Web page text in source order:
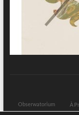
Obserwatorium
À